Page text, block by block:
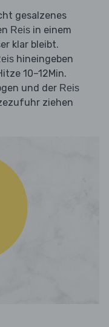
gesalzenes
Reis in einem
klar bleibt.
hineingeben
10–12Min.
und der Reis
ziehen